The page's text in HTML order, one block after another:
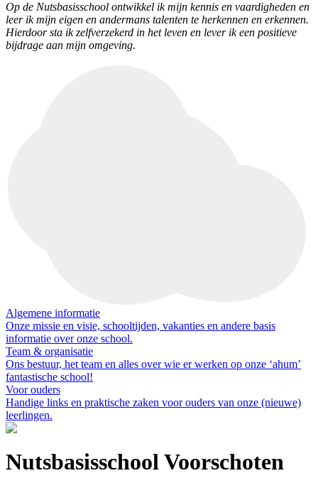
Op de Nutsbasisschool ontwikkel ik mijn kennis en vaardigheden en
leer ik mijn eigen en andermans talenten te herkennen en erkennen.
Hierdoor sta ik zelfverzekerd in het leven en lever ik een positieve
bijdrage aan mijn omgeving.
Algemene informatie
Onze missie en visie, schooltijden, vakanties en andere basis
informatie over onze school.
Team & organisatie
Ons bestuur, het team en alles over wie er werken op onze ‘ahum’
fantastische school!
Voor ouders
Handige links en praktische zaken voor ouders van onze (nieuwe)
leerlingen.
Nutsbasisschool Voorschoten